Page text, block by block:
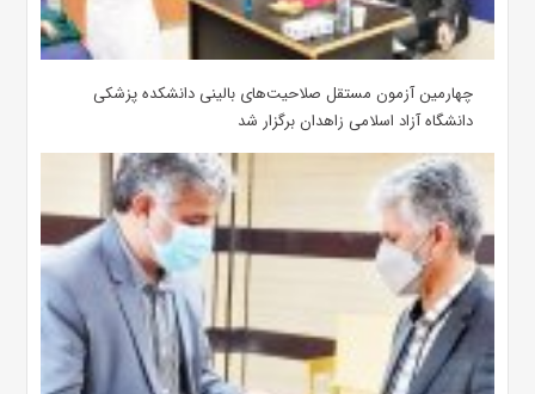
چهارمین آزمون مستقل صلاحیت‌های بالینی دانشکده پزشکی
دانشگاه آزاد اسلامی زاهدان برگزار شد